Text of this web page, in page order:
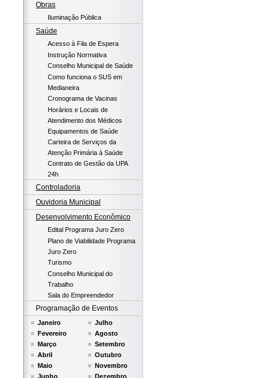
Obras
Iluminação Pública
Saúde
Acesso à Fila de Espera
Instrução Normativa
Conselho Municipal de Saúde
Como funciona o SUS em
Medianeira
Cronograma de Vacinas
Horários e Locais de
Atendimento dos Médicos
Equipamentos de Saúde
Carteira de Serviços da
Atenção Primária à Saúde
Contrato de Gestão da UPA
24h
Controladoria
Ouvidoria Municipal
Desenvolvimento Econômico
Edital Programa Juro Zero
Plano de Viabilidade Programa
Juro Zero
Turismo
Conselho Municipal do
Trabalho
Sala do Empreendedor
Programação de Eventos
Janeiro
Fevereiro
Março
Abril
Maio
Junho
Julho
Agosto
Setembro
Outubro
Novembro
Dezembro